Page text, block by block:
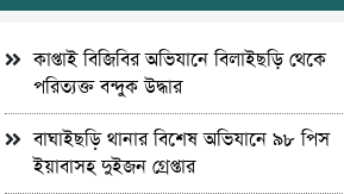
কাপ্তাই বিজিবির অভিযানে বিলাইছড়ি থেকে
পরিত্যক্ত বন্দুক উদ্ধার
বাঘাইছড়ি থানার বিশেষ অভিযানে ৯৮ পিস
ইয়াবাসহ দুইজন গ্রেপ্তার